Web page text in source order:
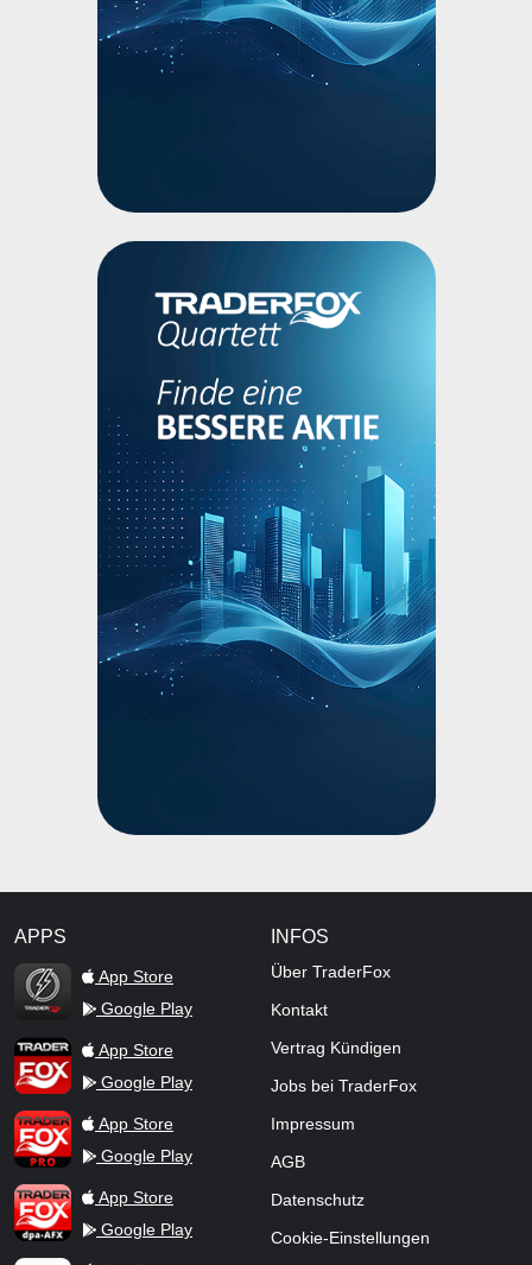
APPS
TraderFox Flash
App Store
Google Play
TraderFox AppApp Store
Google Play
TraderFox ProApp Store
Google Play
TraderFox dpa-AFX ProFeed
App Store
Google Play
INFOS
Über TraderFox
Kontakt
Vertrag Kündigen
Jobs bei TraderFox
Impressum
AGB
Datenschutz
Cookie-Einstellungen